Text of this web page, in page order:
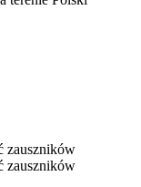
zauszników
zauszników